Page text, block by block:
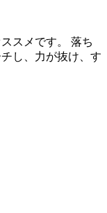
スメです。 落ち
し、力が抜け、す